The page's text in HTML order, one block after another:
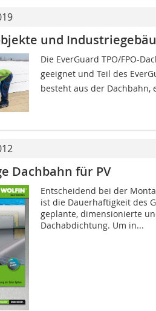
und
Die EverGuard TPO/FPO-
geeignet und Teil des
besteht aus der Dachbahn,
Dachbahn für PV
Entscheidend bei der
ist die Dauerhaftigkeit des
geplante, dimensionierte
Dachabdichtung. Um in...